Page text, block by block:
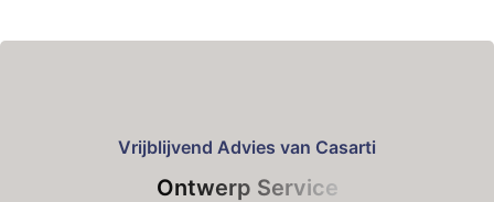
Vrijblijvend Advies van Casarti
Ontwerp Service